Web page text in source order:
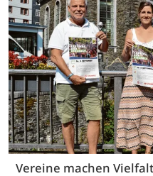
Vereine machen